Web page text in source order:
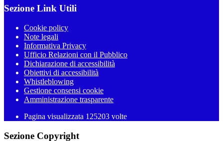
Sezione Link Utili
Cookie policy
Note legali
Informativa Privacy
Ufficio Relazioni con il Pubblico
Dichiarazione di accessibilità
Obiettivi di accessibilità
Whistleblowing
Gestione consensi cookie
Amministrazione trasparente
Pagina visualizzata 125203 volte
Sezione Copyright